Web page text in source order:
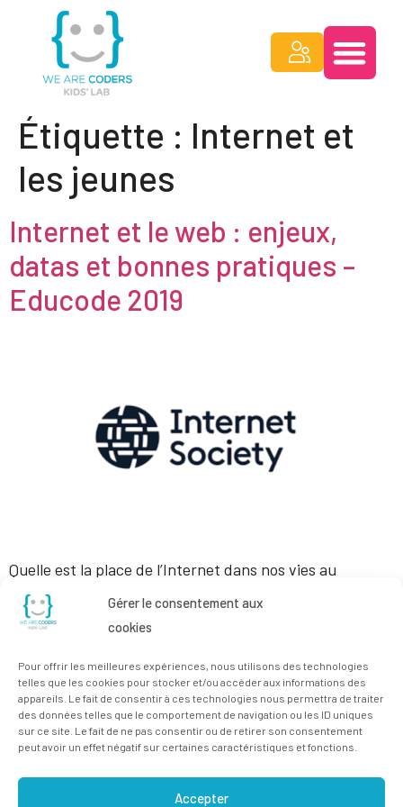
Gérer le consentement aux
cookies
Pour offrir les meilleures expériences, nous utilisons des technologies
telles que les cookies pour stocker et/ou accéder aux informations des
appareils. Le fait de consentir à ces technologies nous permettra de traiter
des données telles que le comportement de navigation ou les ID uniques
sur ce site. Le fait de ne pas consentir ou de retirer son consentement
peut avoir un effet négatif sur certaines caractéristiques et fonctions.
Accepter
Étiquette : Internet et
les jeunes
Internet et le web : enjeux,
datas et bonnes pratiques –
Educode 2019
Quelle est la place de l’Internet dans nos vies au
quotidien ? Quelle fut son origine, son évolution, et vers
où nous emmène son futur ? A quoi servent les cookies
et à quoi peuvent-elles servir ? A quels risques je
m’expose lorsque j’utilise l’Internet […]